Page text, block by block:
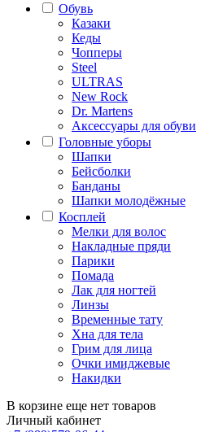
Обувь
Казаки
Кеды
Чопперы
Steel
ULTRAS
New Rock
Dr. Martens
Аксессуары для обуви
Головные уборы
Шапки
Бейсболки
Банданы
Шапки молодёжные
Косплей
Мелки для волос
Накладные пряди
Парики
Помада
Лак для ногтей
Линзы
Временные тату
Хна для тела
Грим для лица
Очки имиджевые
Накидки
В корзине еще нет товаров
Личный кабинет